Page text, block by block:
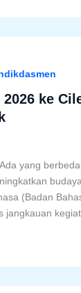
ke
yang
(Badan
jangkauan